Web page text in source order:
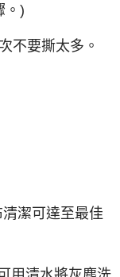
。)
不要撕太多。
潔可達至最佳